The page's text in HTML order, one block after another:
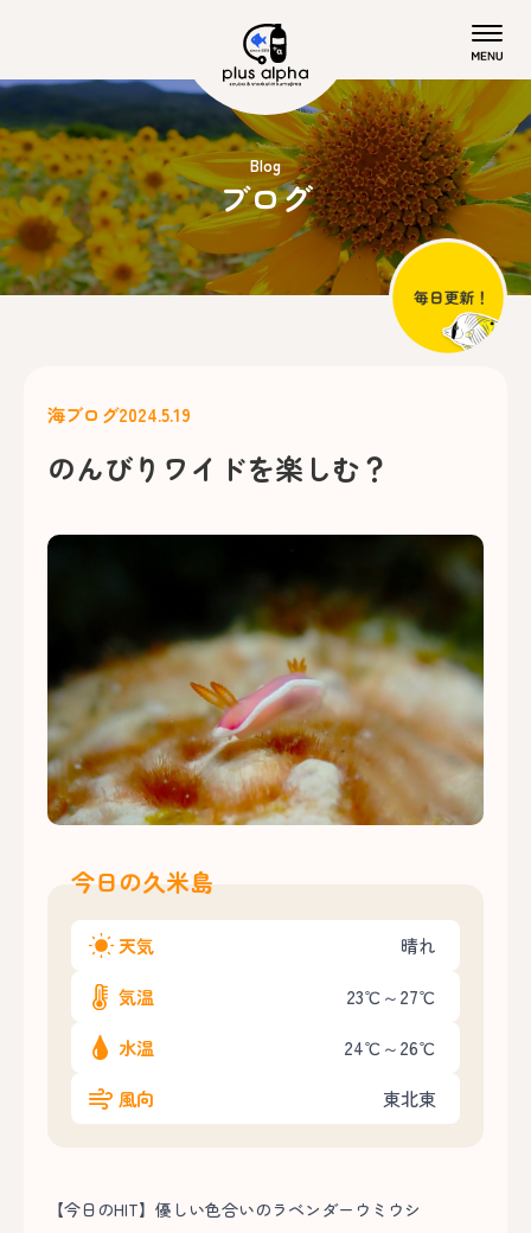
Blog
ブログ
海ブログ2024.5.19
のんびりワイドを楽しむ？
今日の久米島
天気 晴れ
気温 23℃～27℃
水温 24℃～26℃
風向 東北東
【今日のHIT】優しい色合いのラベンダーウミウシ